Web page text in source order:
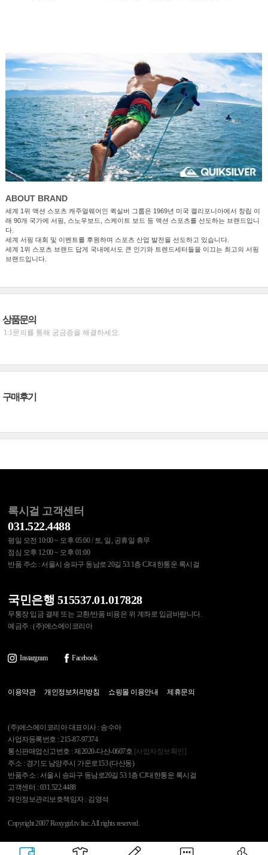
ABOUT BRAND
세계 1위 액션 스포츠 캐주얼웨어인 퀵실버 그룹은 1969년 미국 캘리포니아에서 창립 이
래 90개 국가에 서핑, 스노우보드, 스케이트 보드 등 액션 스포츠를 선도하는 브랜드입니
다.
세계 서핑 대회 및 이벤트를 후원하며 스포츠 산업 발전을 선도하고 있습니다.
세계 1위 스포츠 브랜드 답게 국내에서도 큰 인기와 트렌드세터들을 이끄는 최고의 서핑
브랜드입니다.
상품문의
1:1문의를 통해 궁금증을 해결하세요.
구매후기
록시걸 고객센터
031.522.4488
평일 오전 10:00 ~ 오후 05:00 / 토, 일, 공휴일 휴무
점심 오후 12:00 ~ 오후 01:00
반품 주소 : 서울시 송파구 동남로 20길 53 1층 CJ대한통운 록시걸
국민은행 515537.01.017828
무통장 입금 결제 또는 교환/반품 비용은 위 계좌로 입금바랍니다.
예금주 : (주)에스에이코리아
Instargram Facebook
이용약관 개인정보처리방침 쇼핑몰 이용안내 제휴문의
(주)에스에이코리아 대표이사 : 송수아
사업자등록번호 : 215-87-97374
통신판매업신고번호 : 제2020-다산-0607호 [사업자정보확인]
주소 : 경기도 남양주시 가운로153 (다산동)
반품주소 : 서울시 송파구 동남로20길 53 1층 CJ대한통운 록시걸
고객센터 : 031.522.4488
개인정보관리보호책임자 : 김영석
Copyright 2007 Roxygirl.tv Inc. All rights reserved.